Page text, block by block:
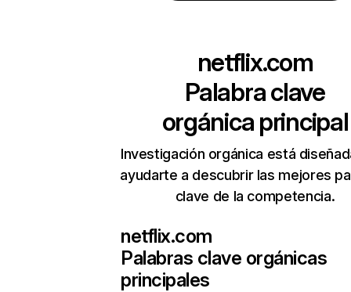
netflix.com
Palabra clave
orgánica principal
Investigación orgánica está
ayudarte a descubrir las mejores
clave de la competencia.
netflix.com
Palabras clave orgánicas
principales